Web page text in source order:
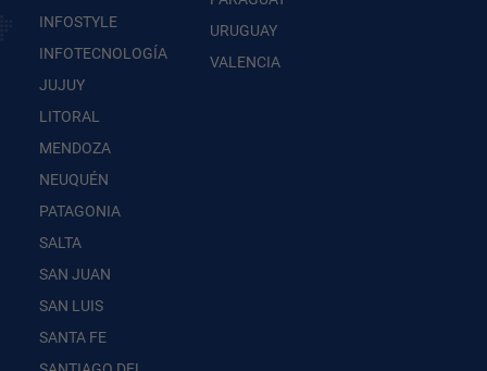
INFOSTYLE
INFOTECNOLOGÍA
JUJUY
LITORAL
MENDOZA
NEUQUÉN
PATAGONIA
SALTA
SAN JUAN
SAN LUIS
SANTA FE
URUGUAY
VALENCIA